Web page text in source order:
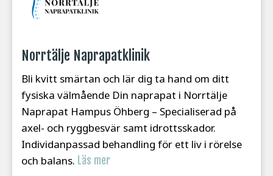
Norrtälje Naprapatklinik
Bli kvitt smärtan och lär dig ta hand om ditt
fysiska välmående Din naprapat i Norrtälje
Naprapat Hampus Öhberg – Specialiserad på
axel- och ryggbesvär samt idrottsskador.
Individanpassad behandling för ett liv i rörelse
och balans. Läs mer